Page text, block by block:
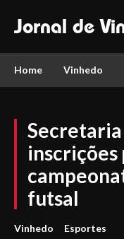
Jornal de
Home Vinhedo
inscrições
futsal
Vinhedo Esportes